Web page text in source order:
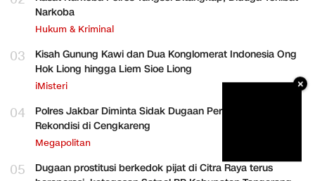
Narkoba
Hukum & Kriminal
03
Kisah Gunung Kawi dan Dua Konglomerat Indonesia Ong
Hok Liong hingga Liem Sioe Liong
iMisteri
04
Polres Jakbar Diminta Sidak Dugaan Perakitan HP
Rekondisi di Cengkareng
Megapolitan
05
Dugaan prostitusi berkedok pijat di Citra Raya terus
×